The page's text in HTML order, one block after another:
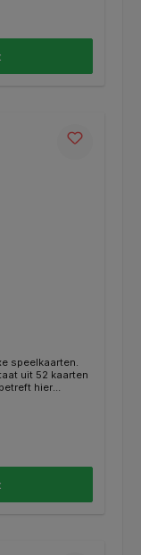
speelkaarten.
uit 52 kaarten
hier
avond.